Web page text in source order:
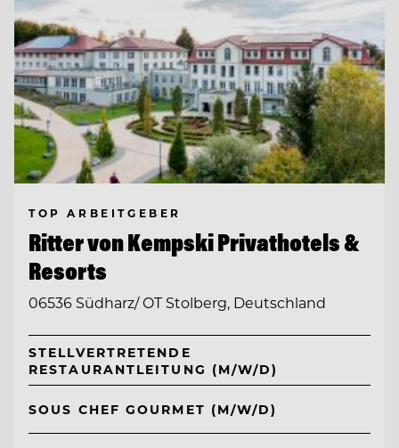
TOP ARBEITGEBER
Ritter von Kempski Privathotels &
Resorts
06536 Südharz/ OT Stolberg, Deutschland
STELLVERTRETENDE
RESTAURANTLEITUNG (M/W/D)
SOUS CHEF GOURMET (M/W/D)